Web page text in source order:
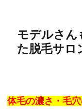
モデルさん
た脱毛サロ
体毛の濃さ・毛